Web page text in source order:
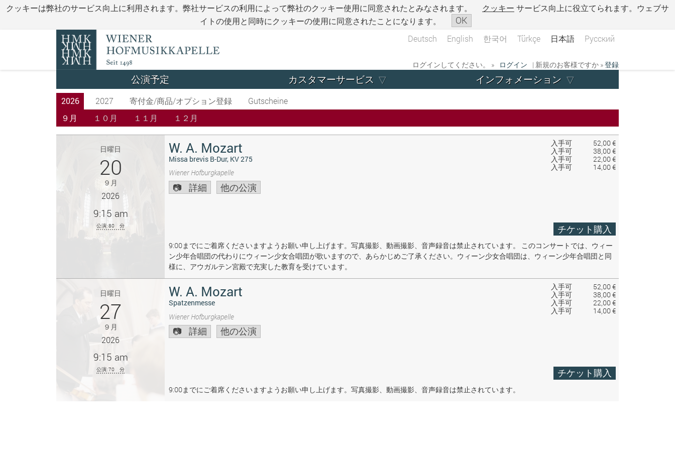
クッキーは弊社のサービス向上に利用されます。弊社サービスの利用によって弊社のクッキー使用に同意されたとみなされます。 クッキー サービス向上に役立てられます。ウェブサ
イトの使用と同時にクッキーの使用に同意されたことになります。
OK
Deutsch English 한국어 Türkçe 日本語 Русский
ログインしてください。 » ログイン | 新規のお客様ですか »登録
公演予定 カスタマーサービス インフォメーション
2026 2027 寄付金/商品/オプション登録
Gutscheine
９月
１０月 １１月 １２月
入手可
52,00 €
入手可
38,00 €
入手可
22,00 €
入手可
14,00 €
日曜日
20
９月
2026
9:15 am
公演: 80 分
W. A. Mozart
Missa brevis B-Dur, KV 275
Wiener Hofburgkapelle
詳細 他の公演
チケット購入
9:00までにご着席くださいますようお願い申し上げます。写真撮影、動画撮影、音声録音は禁止されています。 このコンサートでは、ウィー
ン少年合唱団の代わりにウィーン少女合唱団が歌いますので、あらかじめご了承ください。ウィーン少女合唱団は、ウィーン少年合唱団と同
様に、アウガルテン宮殿で充実した教育を受けています。
入手可
52,00 €
入手可
38,00 €
入手可
22,00 €
入手可
14,00 €
日曜日
27
９月
2026
9:15 am
公演: 70 分
W. A. Mozart
Spatzenmesse
Wiener Hofburgkapelle
詳細 他の公演
チケット購入
9:00までにご着席くださいますようお願い申し上げます。写真撮影、動画撮影、音声録音は禁止されています。